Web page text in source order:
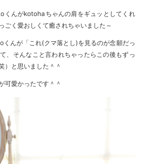
くんがkotohaちゃんの肩をギュッとしてくれ
ごく愛おしくて癒されちゃいました～
くんが「これ(クマ落とし)を見るのが念願だっ
、そんなこと言われちゃったらこの後もずっ
）と思いました＾＾
可愛かったです＾＾